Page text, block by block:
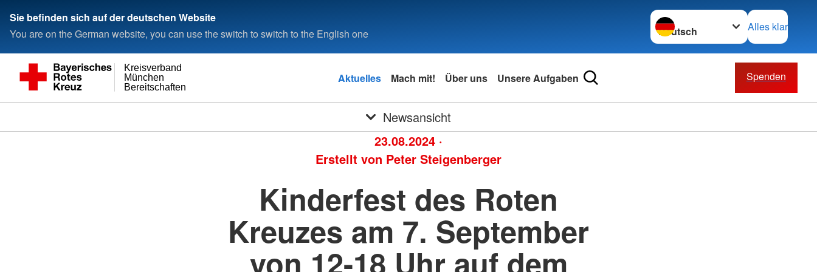
Sie befinden sich auf der deutschen Website
You are on the German website, you can use the switch to switch to the English one
Sprache wechseln zu
Alles klar
Bereitschaften
München
Kreisverband
Aktuelles Mach mit! Über uns Unsere Aufgaben Spenden
Newsansicht
23.08.2024 ·
Erstellt von Peter Steigenberger
Kinderfest des Roten
Kreuzes am 7. September
von 12-18 Uhr auf dem